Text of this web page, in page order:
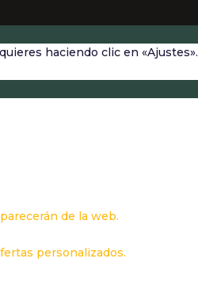
haciendo clic en «Ajustes».
de la web.
personalizados.